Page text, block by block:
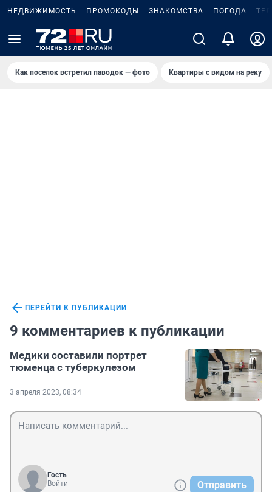
НЕДВИЖИМОСТЬ ПРОМОКОДЫ ЗНАКОМСТВА ПОГОДА
Как поселок встретил паводок — фото Квартиры с видом на реку
ПЕРЕЙТИ К ПУБЛИКАЦИИ
9 комментариев к публикации
Медики составили портрет
тюменца с туберкулезом
3 апреля 2023, 08:34
Гость
Войти
Отправить